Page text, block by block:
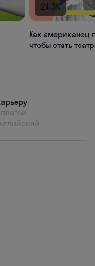
24.3K
Как американец
чтобы стать